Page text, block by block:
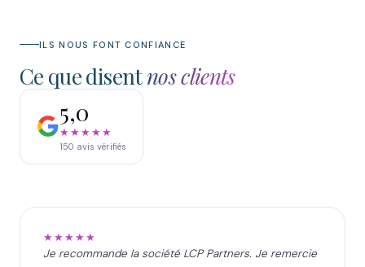
ILS NOUS FONT CONFIANCE
Ce que disentnos clients
5,0
★★★★★
150 avis vérifiés
★★★★★
Je recommande la société LCP Partners. Je remercie